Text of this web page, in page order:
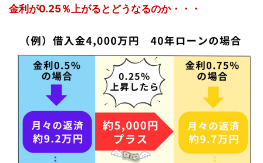
金利が0.25％上がるとどうなるのか・・・